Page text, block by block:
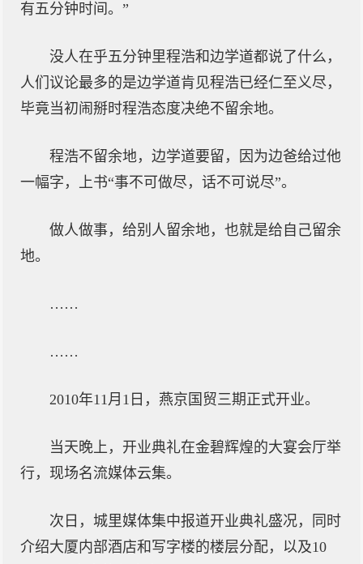
有五分钟时间。”
没人在乎五分钟里程浩和边学道都说了什么，
人们议论最多的是边学道肯见程浩已经仁至义尽，
毕竟当初闹掰时程浩态度决绝不留余地。
程浩不留余地，边学道要留，因为边爸给过他
一幅字，上书“事不可做尽，话不可说尽”。
做人做事，给别人留余地，也就是给自己留余
地。
……
……
2010年11月1日，燕京国贸三期正式开业。
当天晚上，开业典礼在金碧辉煌的大宴会厅举
行，现场名流媒体云集。
次日，城里媒体集中报道开业典礼盛况，同时
介绍大厦内部酒店和写字楼的楼层分配，以及10